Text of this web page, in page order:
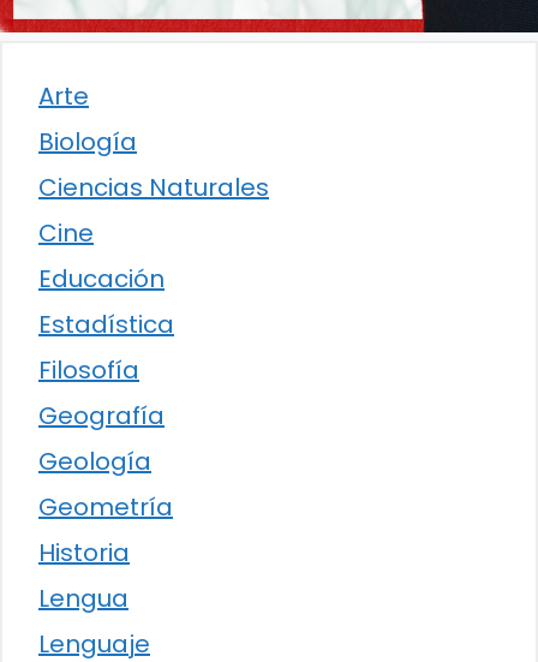
Arte
Biología
Ciencias Naturales
Cine
Educación
Estadística
Filosofía
Geografía
Geología
Geometría
Historia
Lengua
Lenguaje